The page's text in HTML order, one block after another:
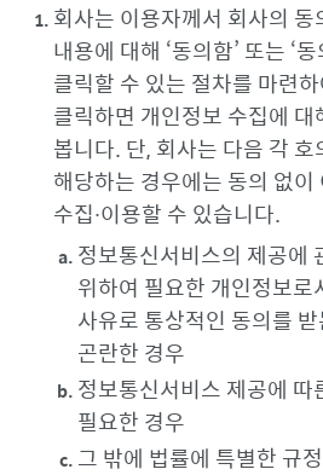
회사는 이용자께서 회사의
내용에 대해 ‘동의함’ 또는 ‘
클릭할 수 있는 절차를 마련하
클릭하면 개인정보 수집에
봅니다. 단, 회사는 다음 각 호
해당하는 경우에는 동의 없
수집∙이용할 수 있습니다.
정보통신서비스의 제공에
위하여 필요한 개인정보로
사유로 통상적인 동의를
곤란한 경우
정보통신서비스 제공에 따
필요한 경우
그 밖에 법률에 특별한 규